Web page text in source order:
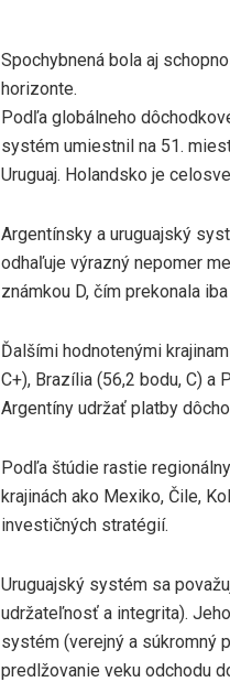
Spochybnená bola aj
horizonte.
Podľa globálneho
systém umiestnil na 51.
Uruguaj. Holandsko je
Argentínsky a uruguajský
odhaľuje výrazný nepomer
známkou D, čím prekonala
Ďalšími hodnotenými
C+), Brazília (56,2 bodu, C) a
Argentíny udržať platby
Podľa štúdie rastie
krajinách ako Mexiko, Čile,
investičných stratégií.
Uruguajský systém sa
udržateľnosť a integrita).
systém (verejný a súkromný
predlžovanie veku odchodu